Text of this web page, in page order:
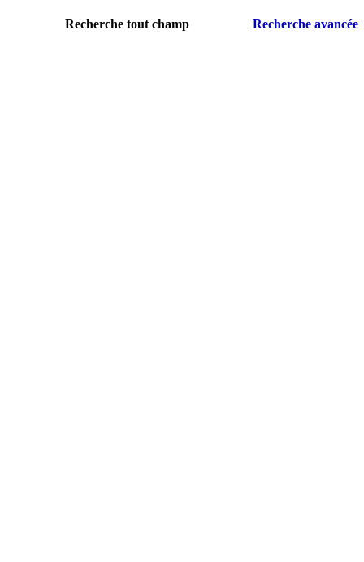
Recherche tout champ Recherche avancée